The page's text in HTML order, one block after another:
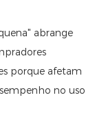
abrange
porque afetam
no uso